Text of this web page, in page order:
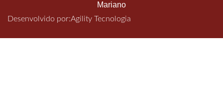
Mariano
Desenvolvido por:Agility Tecnologia